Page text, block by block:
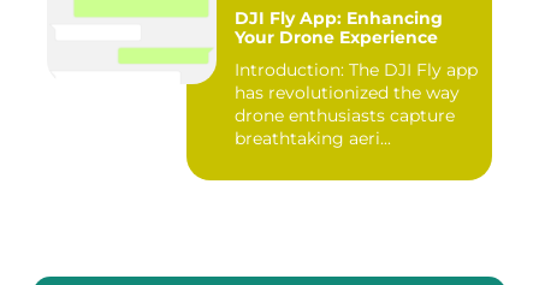
DJI Fly App: Enhancing
Your Drone Experience
Introduction: The DJI Fly app
has revolutionized the way
drone enthusiasts capture
breathtaking aeri...